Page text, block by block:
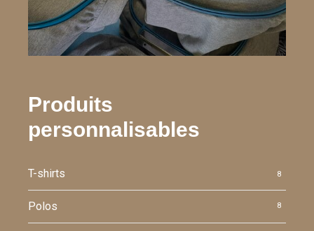
Produits
personnalisables
T-shirts 8
Polos 8